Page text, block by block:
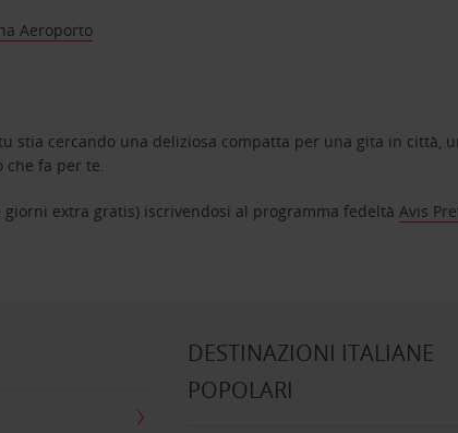
Aeroporto
stia cercando una deliziosa compatta per una gita in città,
che fa per te.
extra gratis) iscrivendosi al programma fedeltàAvis
DESTINAZIONI ITALIANE
POPOLARI